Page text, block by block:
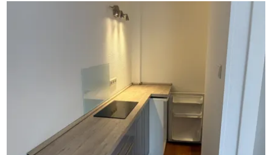
geachtet wurde. In allen Räumen wurde u. a. ein sehr
hochwertiger Boden mit Trittschalldämmung verlegt.